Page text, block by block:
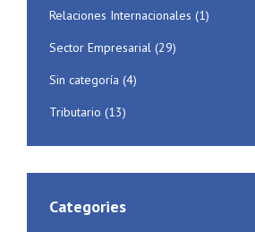
Relaciones Internacionales (1)
Sector Empresarial (29)
Sin categoría (4)
Tributario (13)
Categories